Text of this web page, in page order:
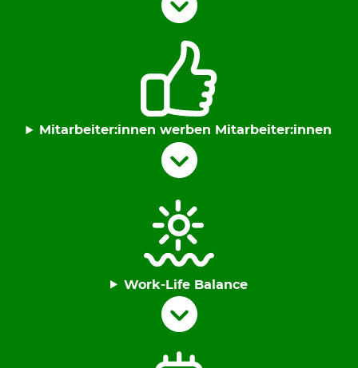
Mitarbeiter:innen werben Mitarbeiter:innen
Work-Life Balance